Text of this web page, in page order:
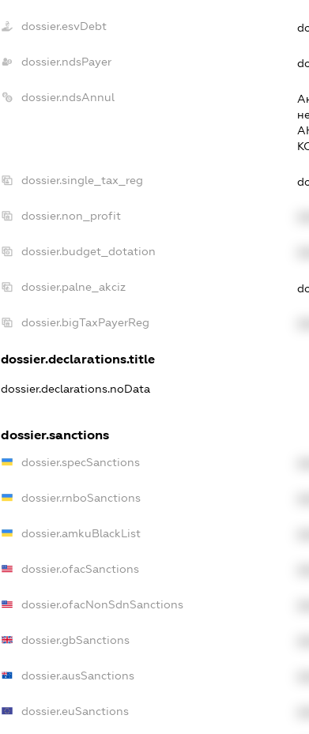
dossier.esvDebt
dossier.ndsPayer
dossier.ndsAnnul
dossier.single_tax_reg
dossier.non_profit
dossier.budget_dotation
dossier.palne_akciz
dossier.bigTaxPayerReg
dossier.declarations.title
dossier.declarations.noData
dossier.sanctions
dossier.specSanctions
dossier.rnboSanctions
dossier.amkuBlackList
dossier.ofacSanctions
dossier.ofacNonSdnSanctions
dossier.gbSanctions
dossier.ausSanctions
dossier.euSanctions